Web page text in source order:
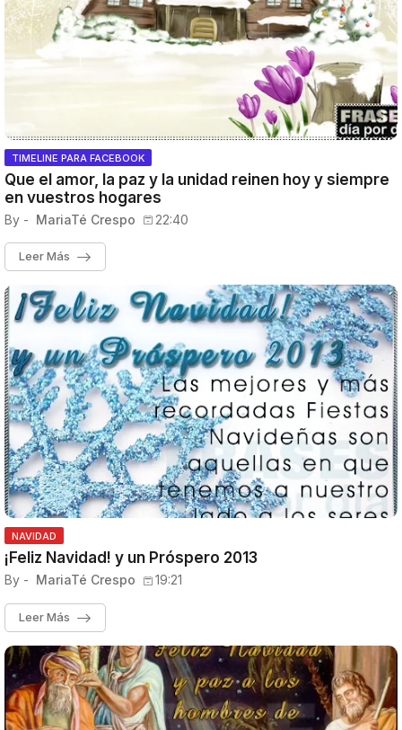
TIMELINE PARA FACEBOOK
Que el amor, la paz y la unidad reinen hoy y siempre
en vuestros hogares
By - MariaTé Crespo 22:40
Leer Más
NAVIDAD
¡Feliz Navidad! y un Próspero 2013
By - MariaTé Crespo 19:21
Leer Más